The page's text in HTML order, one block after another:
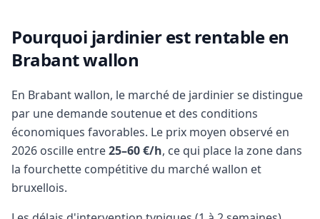
Pourquoi jardinier est rentable en
Brabant wallon
En Brabant wallon, le marché de jardinier se distingue
par une demande soutenue et des conditions
économiques favorables. Le prix moyen observé en
2026 oscille entre25–60 €/h, ce qui place la zone dans
la fourchette compétitive du marché wallon et
bruxellois.